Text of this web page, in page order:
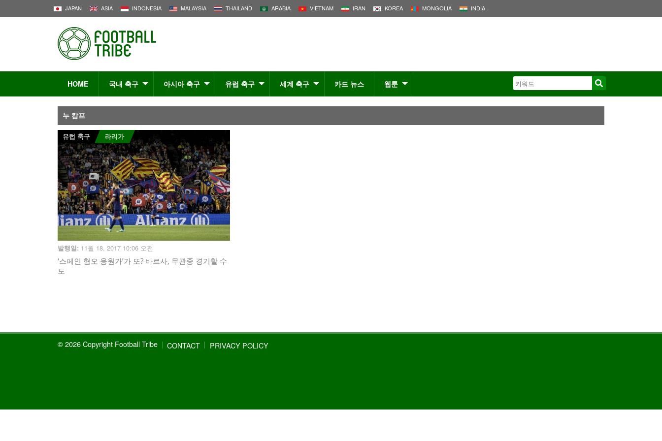
JAPAN ASIA INDONESIA MALAYSIA THAILAND ARABIA VIETNAM IRAN KOREA MONGOLIA INDIA
HOME 국내 축구 아시아 축구 유럽 축구 세계 축구 카드 뉴스 웹툰
누 캄프
유럽 축구 라리가
발행일: 11월 18, 2017 10:06 오전
‘스페인 혐오 응원가’가 또? 바르사, 무관중 경기할 수
도
© 2026 Copyright Football Tribe CONTACT PRIVACY POLICY